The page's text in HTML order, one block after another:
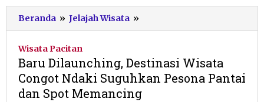
Beranda » Jelajah Wisata »
Dilaunching,
Congot
Ndaki
Suguhkan
Wisata Pacitan
Baru Dilaunching, Destinasi Wisata
Congot Ndaki Suguhkan Pesona Pantai
dan Spot Memancing